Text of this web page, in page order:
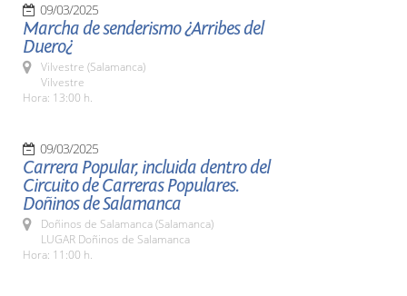
09/03/2025
Marcha de senderismo ¿Arribes del
Duero¿
Vilvestre (Salamanca)
Vilvestre
Hora: 13:00 h.
09/03/2025
Carrera Popular, incluida dentro del
Circuito de Carreras Populares.
Doñinos de Salamanca
Doñinos de Salamanca (Salamanca)
LUGAR Doñinos de Salamanca
Hora: 11:00 h.